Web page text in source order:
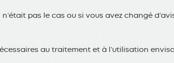
pas le cas ou si vous avez changé
au traitement et à l’utilisation